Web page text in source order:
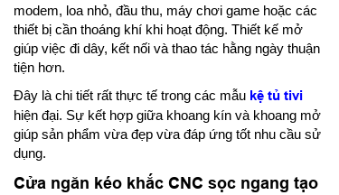
modem, loa nhỏ, đầu thu, máy chơi game hoặc các
thiết bị cần thoáng khí khi hoạt động. Thiết kế mở
giúp việc đi dây, kết nối và thao tác hằng ngày thuận
tiện hơn.
Đây là chi tiết rất thực tế trong các mẫu kệ tủ tivi
hiện đại. Sự kết hợp giữa khoang kín và khoang mở
giúp sản phẩm vừa đẹp vừa đáp ứng tốt nhu cầu sử
dụng.
Cửa ngăn kéo khắc CNC sọc ngang tạo